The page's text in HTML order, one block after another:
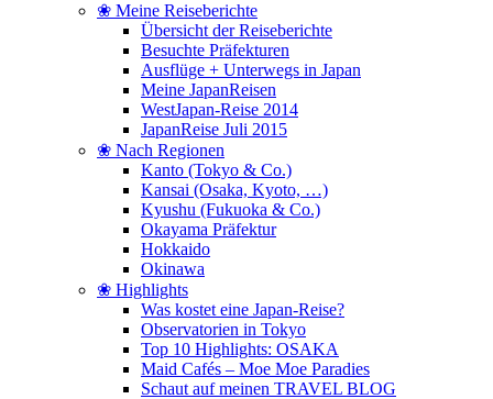
❀ Meine Reiseberichte
Übersicht der Reiseberichte
Besuchte Präfekturen
Ausflüge + Unterwegs in Japan
Meine JapanReisen
WestJapan-Reise 2014
JapanReise Juli 2015
❀ Nach Regionen
Kanto (Tokyo & Co.)
Kansai (Osaka, Kyoto, …)
Kyushu (Fukuoka & Co.)
Okayama Präfektur
Hokkaido
Okinawa
❀ Highlights
Was kostet eine Japan-Reise?
Observatorien in Tokyo
Top 10 Highlights: OSAKA
Maid Cafés – Moe Moe Paradies
Schaut auf meinen TRAVEL BLOG